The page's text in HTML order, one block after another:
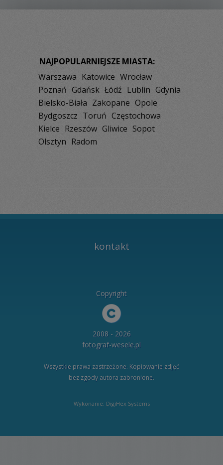
NAJPOPULARNIEJSZE MIASTA:
Warszawa Katowice Wrocław
Poznań Gdańsk Łódź Lublin Gdynia
Bielsko-Biała Zakopane Opole
Bydgoszcz Toruń Częstochowa
Kielce Rzeszów Gliwice Sopot
Olsztyn Radom
kontakt
Copyright
2008 - 2026
fotograf-wesele.pl
Wszystkie prawa zastrzeżone. Kopiowanie zdjęć
bez zgody autora zabronione.
Wykonanie: DigiHex Systems